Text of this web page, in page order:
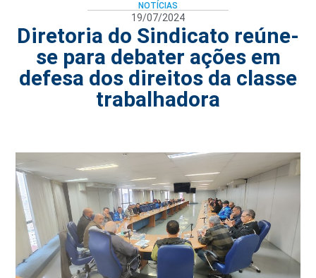
NOTÍCIAS
19/07/2024
Diretoria do Sindicato reúne-
se para debater ações em
defesa dos direitos da classe
trabalhadora